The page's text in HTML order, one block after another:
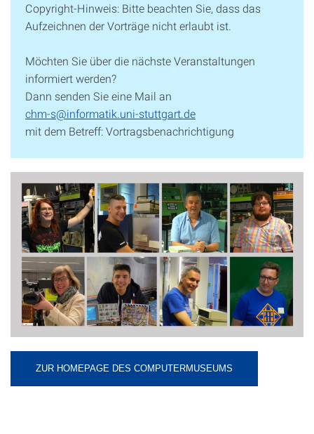
Copyright-Hinweis: Bitte beachten Sie, dass das
Aufzeichnen der Vorträge nicht erlaubt ist.
Möchten Sie über die nächste Veranstaltungen
informiert werden?
Dann senden Sie eine Mail an
chm-s@informatik.uni-stuttgart.de
mit dem Betreff: Vortragsbenachrichtigung
ZUR HOMEPAGE DES COMPUTERMUSEUMS